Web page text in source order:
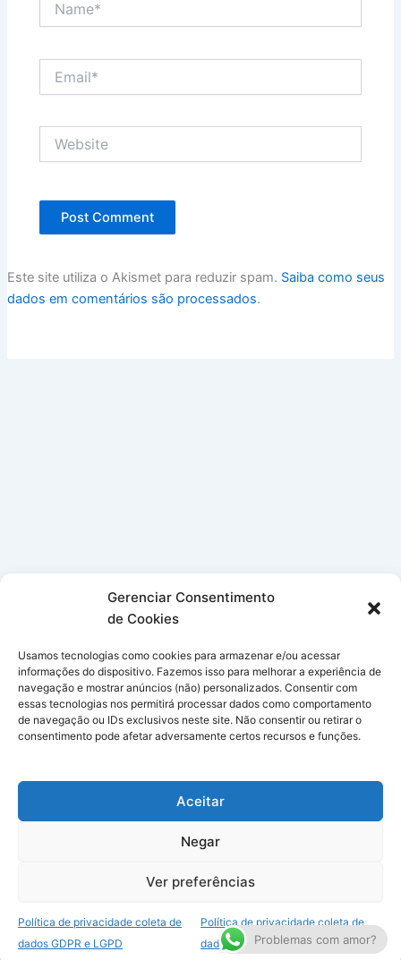
Gerenciar Consentimento
de Cookies
Usamos tecnologias como cookies para armazenar e/ou acessar
informações do dispositivo. Fazemos isso para melhorar a experiência de
navegação e mostrar anúncios (não) personalizados. Consentir com
essas tecnologias nos permitirá processar dados como comportamento
de navegação ou IDs exclusivos neste site. Não consentir ou retirar o
consentimento pode afetar adversamente certos recursos e funções.
Aceitar
Negar
Ver preferências
Política de privacidade coleta de
dados GDPR e LGPD
Política de privacidade coleta de
dados GDPR e LGPD
Este site utiliza o Akismet para reduzir spam. Saiba como seus
dados em comentários são processados.
para WordPress
Kapsule CorpProblemas com amor?